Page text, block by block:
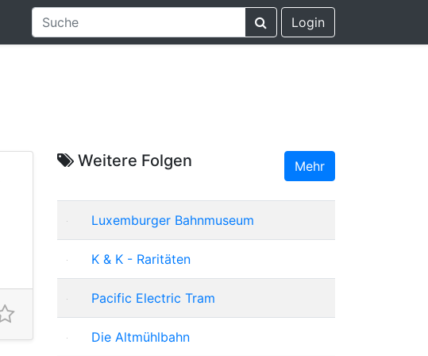
Login
Weitere Folgen Mehr
Luxemburger Bahnmuseum
K & K - Raritäten
Pacific Electric Tram
Die Altmühlbahn